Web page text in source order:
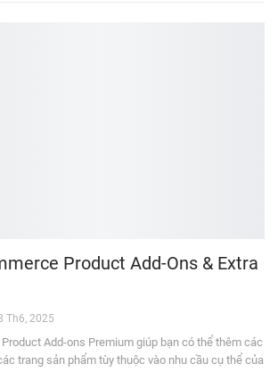
Product Add-Ons & Extra
Th6, 2025
Add-ons Premium giúp bạn có thể thêm các
trang sản phẩm tùy thuộc vào nhu cầu cụ thể của